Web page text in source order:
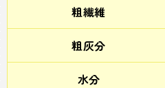
粗繊維
粗灰分
水分